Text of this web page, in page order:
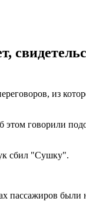
из
этом говорили
сбил "Сушку".
пассажиров